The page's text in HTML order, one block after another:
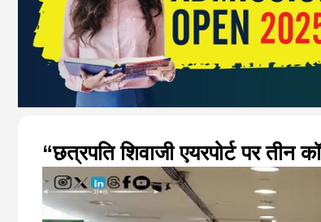
“छत्रपति शिवाजी एयरपोर्ट पर